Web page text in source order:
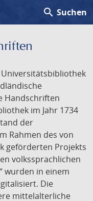
search Suchen
Universitätsbibliothek
Handschriften
im Jahr 1734
der
Rahmen des von
geförderten Projekts
volkssprachlichen
wurden in einem
Die
mittelalterliche